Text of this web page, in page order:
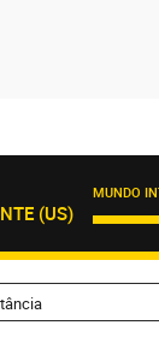
(US)
MUNDO